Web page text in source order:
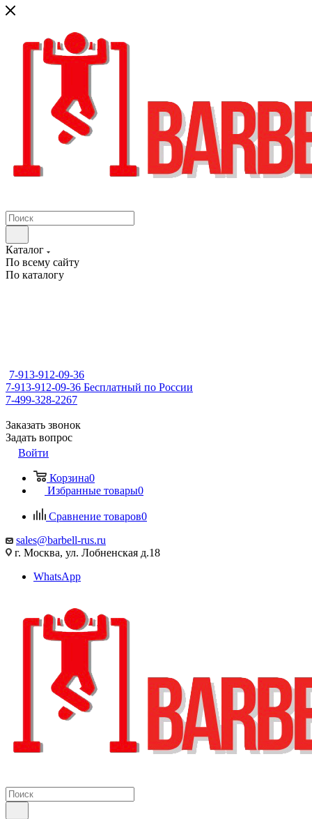
Каталог
По всему сайту
По каталогу
7-913-912-09-36
7-913-912-09-36 Бесплатный по России
7-499-328-2267
Заказать звонок
Задать вопрос
Войти
Корзина0
Избранные товары0
Сравнение товаров0
sales@barbell-rus.ru
г. Москва, ул. Лобненская д.18
WhatsApp